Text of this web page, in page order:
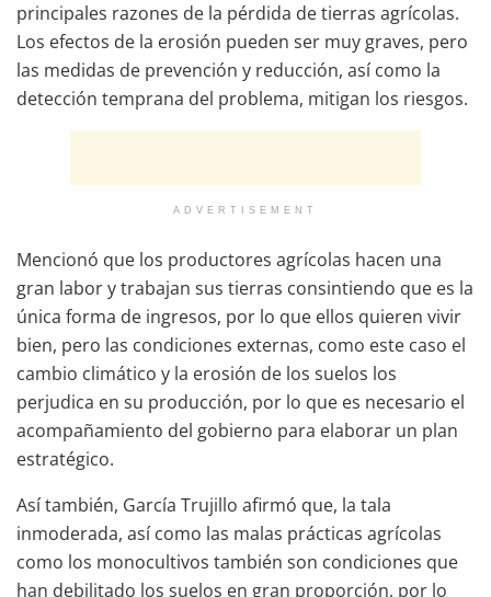
principales razones de la pérdida de tierras agrícolas.
Los efectos de la erosión pueden ser muy graves, pero
las medidas de prevención y reducción, así como la
detección temprana del problema, mitigan los riesgos.
ADVERTISEMENT
Mencionó que los productores agrícolas hacen una
gran labor y trabajan sus tierras consintiendo que es la
única forma de ingresos, por lo que ellos quieren vivir
bien, pero las condiciones externas, como este caso el
cambio climático y la erosión de los suelos los
perjudica en su producción, por lo que es necesario el
acompañamiento del gobierno para elaborar un plan
estratégico.
Así también, García Trujillo afirmó que, la tala
inmoderada, así como las malas prácticas agrícolas
como los monocultivos también son condiciones que
han debilitado los suelos en gran proporción, por lo